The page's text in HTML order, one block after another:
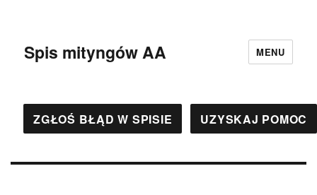
Spis mityngów AA MENU
ZGŁOŚ BŁĄD W SPISIE UZYSKAJ POMOC